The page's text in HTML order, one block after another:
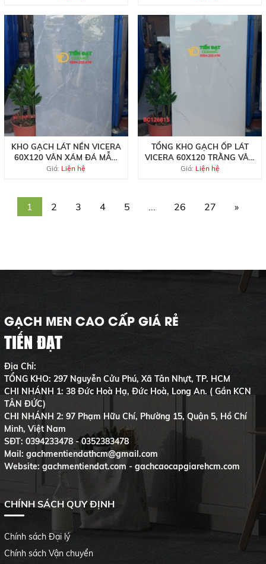
KHO GẠCH LÁT NỀN VICERA
60X120 VÂN XÁM ĐÁ MẪU
MỚI TẠI QUẬN 3
Giá: Liện hệ
TỔNG KHO GẠCH ỐP LÁT
VICERA 60X120 TRẰNG VÂN
BÓNG KIM CƯƠNG
Giá: Liện hệ
1 2 3 4 5 ... 26 27 »
GẠCH MEN CAO CẤP GIÁ RẺ
TIẾN ĐẠT
Địa Chỉ:
TỔNG KHO: 297 Nguyễn Cửu Phú, Xã Tân Nhựt, TP. HCM
CHI NHÁNH 1: 38 Đức Hoà Hạ, Đức Hoà, Long An. ( Gần KCN
TÂN ĐỨC)
CHI NHÁNH 2: 97 Phạm Hữu Chí, Phường 15, Quận 5, Hồ Chí
Minh, Việt Nam
SĐT: 0394233478 - 0352383478
Mail: gachmentiendathcm@gmail.com
Website: gachmentiendat.com - gachcaocapgiarehcm.com
CHÍNH SÁCH QUY ĐỊNH
Chính sách Đại lý
Chính sách Vận chuyển